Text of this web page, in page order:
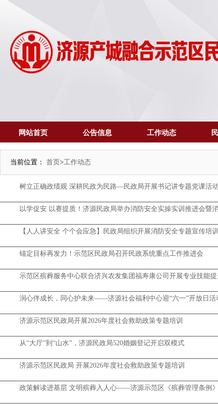
网站首页 公告信息 工作动态
当前位置： 首页 >工作动态
树立正确政绩观 深耕民政为民路—民政局开展书记讲专题党课活
以学促安 以赛提质！济源民政局举办消防安全实操实训推进会暨
【人人讲安全 个个会应急】民政局组织开展消防安全专题宣传培
锚定目标再发力！示范区民政局召开民政系统重点工作推进会
示范区殡葬服务中心联合济兴农发集团福寿康公司开展专业技能
润心伴成长，同心护未来——济源社会福利中心迎“六一”开放日活
济源示范区民政局开展2026年度社会救助政策专题培训
从“大厅”到“山水”，济源民政局520婚姻登记开启双模式
济源示范区民政局 开展2026年度社会救助政策专题培训
政策解读进基层 文明殡葬入人心——济源示范区《殡葬管理条例